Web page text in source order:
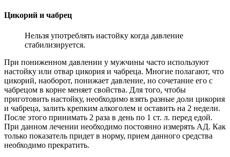
Цикорий и чабрец
Нельзя употреблять настойку когда давление
стабилизируется.
При пониженном давлении у мужчины часто используют
настойку или отвар цикория и чабреца. Многие полагают, что
цикорий, наоборот, понижает давление, но сочетание его с
чабрецом в корне меняет свойства. Для того, чтобы
приготовить настойку, необходимо взять разные доли цикория
и чабреца, залить крепким алкоголем и оставить на 2 недели.
После этого принимать 2 раза в день по 1 ст. л. перед едой.
При данном лечении необходимо постоянно измерять АД. Как
только показатель придет в норму, прием данного средства
необходимо прекратить.